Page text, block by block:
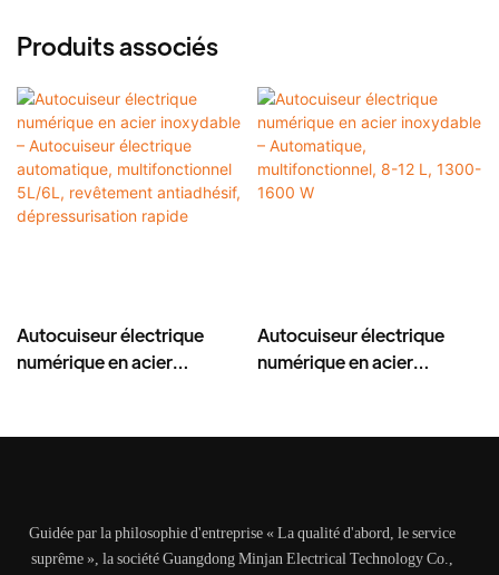
Produits associés
Autocuiseur électrique
numérique en acier
multifonctionnel 5L/6L,
Autocuiseur électrique
numérique en acier
1300-1600 W
Guidée par la philosophie d'entreprise « La qualité d'abord, le service
suprême », la société Guangdong Minjan Electrical Technology Co.,